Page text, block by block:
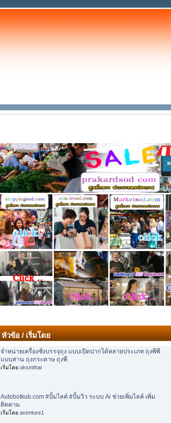
หัวข้อ/เริ่มโดย
จำหน่ายเครื่องชั่งบรรจุถุง แบบเปิดปากได้หลายประเภท ถุงพีพี
แบบสาน ถุงกระดาษ ถุงพี
เริ่มโดยoksmthai
Autobotkub.com #ปั้มไลค์ #ปั้มวิว ระบบ Ai ช่วยเพิ่มไลค์ เพิ่ม
ติดตาม
เริ่มโดยaventure1